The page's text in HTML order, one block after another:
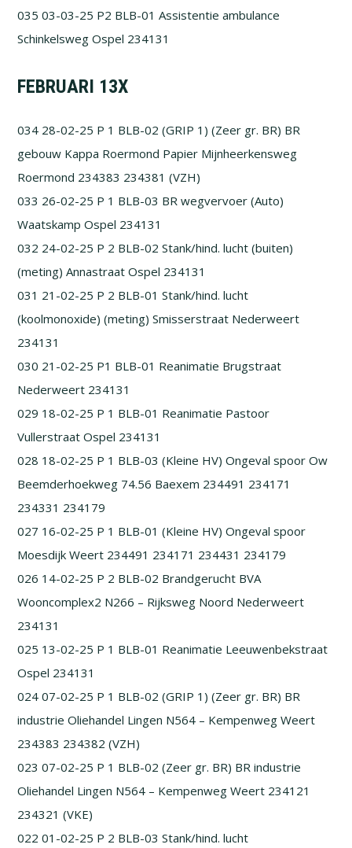
035 03-03-25 P2 BLB-01 Assistentie ambulance
Schinkelsweg Ospel 234131
FEBRUARI 13X
034 28-02-25 P 1 BLB-02 (GRIP 1) (Zeer gr. BR) BR
gebouw Kappa Roermond Papier Mijnheerkensweg
Roermond 234383 234381 (VZH)
033 26-02-25 P 1 BLB-03 BR wegvervoer (Auto)
Waatskamp Ospel 234131
032 24-02-25 P 2 BLB-02 Stank/hind. lucht (buiten)
(meting) Annastraat Ospel 234131
031 21-02-25 P 2 BLB-01 Stank/hind. lucht
(koolmonoxide) (meting) Smisserstraat Nederweert
234131
030 21-02-25 P1 BLB-01 Reanimatie Brugstraat
Nederweert 234131
029 18-02-25 P 1 BLB-01 Reanimatie Pastoor
Vullerstraat Ospel 234131
028 18-02-25 P 1 BLB-03 (Kleine HV) Ongeval spoor Ow
Beemderhoekweg 74.56 Baexem 234491 234171
234331 234179
027 16-02-25 P 1 BLB-01 (Kleine HV) Ongeval spoor
Moesdijk Weert 234491 234171 234431 234179
026 14-02-25 P 2 BLB-02 Brandgerucht BVA
Wooncomplex2 N266 – Rijksweg Noord Nederweert
234131
025 13-02-25 P 1 BLB-01 Reanimatie Leeuwenbekstraat
Ospel 234131
024 07-02-25 P 1 BLB-02 (GRIP 1) (Zeer gr. BR) BR
industrie Oliehandel Lingen N564 – Kempenweg Weert
234383 234382 (VZH)
023 07-02-25 P 1 BLB-02 (Zeer gr. BR) BR industrie
Oliehandel Lingen N564 – Kempenweg Weert 234121
234321 (VKE)
022 01-02-25 P 2 BLB-03 Stank/hind. lucht